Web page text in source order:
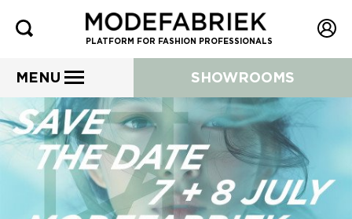
PLATFORM FOR FASHION PROFESSIONALS
MENU SHOWROOMS